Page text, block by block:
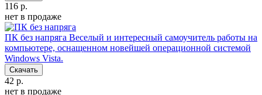
116 р.
нет в продаже
ПК без напряга Веселый и интересный самоучитель работы на
компьютере, оснащенном новейшей операционной системой
Windows Vista.
Скачать
42 р.
нет в продаже